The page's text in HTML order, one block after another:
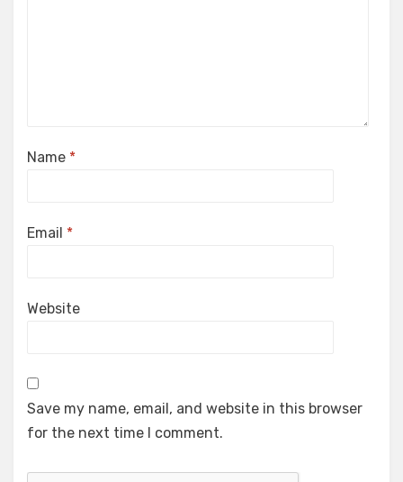
Name *
Email *
Website
Save my name, email, and website in this browser
for the next time I comment.